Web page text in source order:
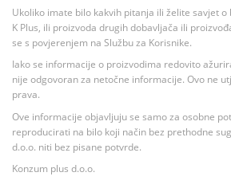
Ukoliko imate bilo kakvih pitanja ili želite savjet
K Plus, ili proizvoda drugih dobavljača ili
se s povjerenjem na Službu za Korisnike.
Iako se informacije o proizvodima redovito
nije odgovoran za netočne informacije. Ovo ne
prava.
Ove informacije objavljuju se samo za osobne
reproducirati na bilo koji način bez prethodne
d.o.o. niti bez pisane potvrde.
Konzum plus d.o.o.